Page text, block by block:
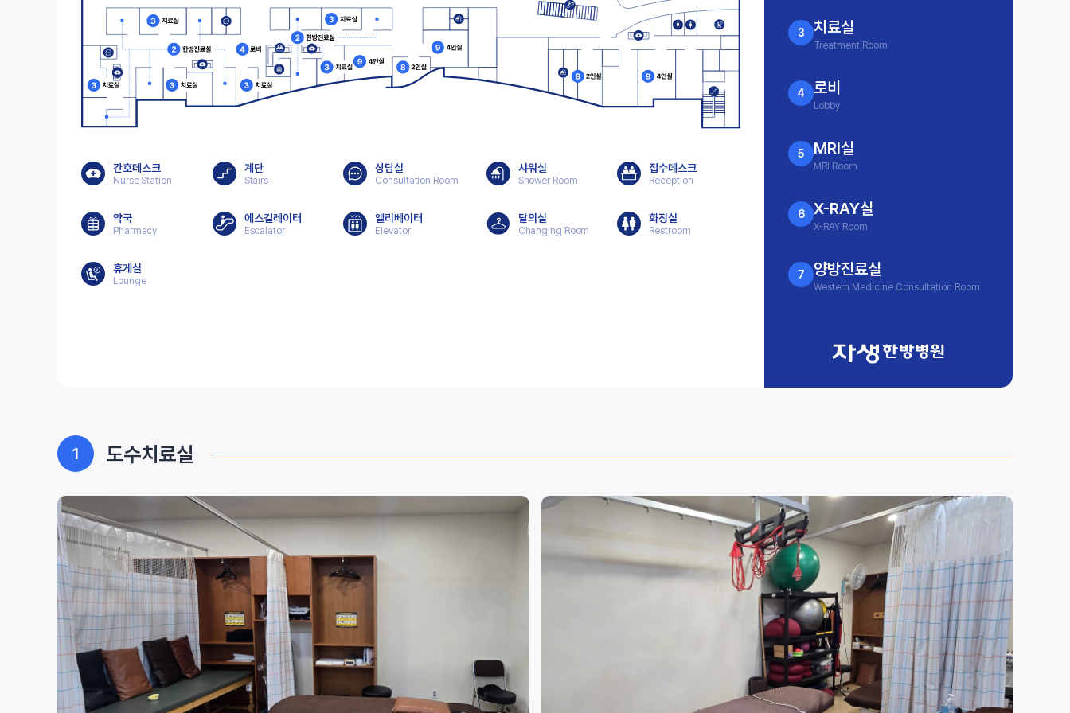
간호데스크
Nurse Station
계단
Stairs
상담실
Consultation Room
샤워실
Shower Room
접수데스크
Reception
약국
Pharmacy
에스컬레이터
Escalator
엘리베이터
Elevator
탈의실
Changing Room
화장실
Restroom
휴게실
Lounge
3 치료실
Treatment Room
4 로비
Lobby
5 MRI실
MRI Room
6 X-RAY실
X-RAY Room
7 양방진료실
Western Medicine Consultation Room
2-Bed Room
4인실
1 도수치료실